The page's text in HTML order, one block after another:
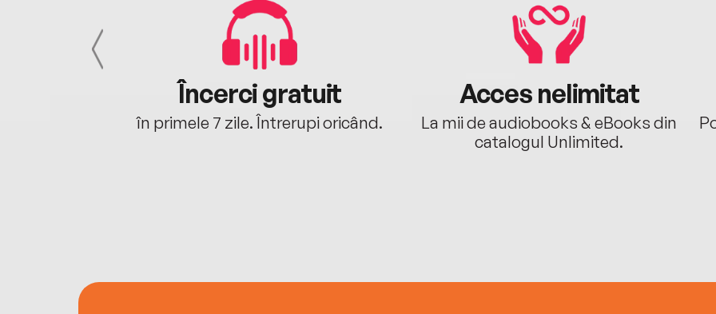
Încerci gratuit
în primele 7 zile. Întrerupi oricând.
Acces nelimitat
La mii de audiobooks & eBooks din
catalogul Unlimited.